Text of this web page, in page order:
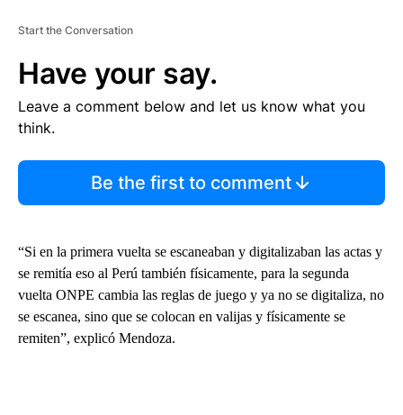
Start the Conversation
Have your say.
Leave a comment below and let us know what you
think.
Be the first to comment
“Si en la primera vuelta se escaneaban y digitalizaban las actas y
se remitía eso al Perú también físicamente, para la segunda
vuelta ONPE cambia las reglas de juego y ya no se digitaliza, no
se escanea, sino que se colocan en valijas y físicamente se
remiten”, explicó Mendoza.